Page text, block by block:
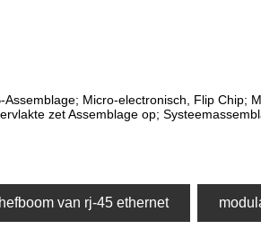
Micro-electronisch, Flip
zet Assemblage op;
van rj-45 ethernet